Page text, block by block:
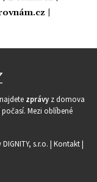
zprávy z domova
Mezi oblíbené
s.r.o. | Kontakt|